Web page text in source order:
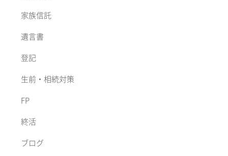
家族信託
遺言書
登記
生前・相続対策
FP
終活
ブログ